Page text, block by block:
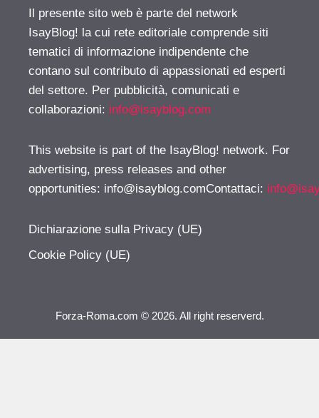
Il presente sito web è parte del network
IsayBlog! la cui rete editoriale comprende siti
tematici di informazione indipendente che
contano sul contributo di appassionati ed esperti
del settore. Per pubblicità, comunicati e
collaborazioni: info@isayblog.com
This website is part of the IsayBlog! network. For
advertising, press releases and other
opportunities: info@isayblog.comContattaci:
Dichiarazione sulla Privacy (UE)
Cookie Policy (UE)
Forza-Roma.com © 2026. All right reserverd.